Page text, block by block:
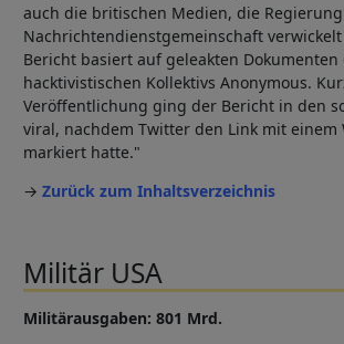
auch die britischen Medien, die
Nachrichtendienstgemeinschaft
Bericht basiert auf geleakten Dokumenten
hacktivistischen Kollektivs Anonymous.
Veröffentlichung ging der Bericht in den
viral, nachdem Twitter den Link mit einem
markiert hatte."
→ Zurück zum Inhaltsverzeichnis
Militär USA
Militärausgaben: 801 Mrd.